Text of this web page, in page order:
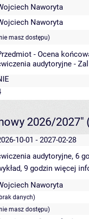
Naworyta
Naworyta
masz dostępu)
- Ocena
audytoryjne -
2026/2027"
10-01 - 2027-02-28
audytoryjne, 6
9 godzin więcej
Naworyta
danych)
masz dostępu)